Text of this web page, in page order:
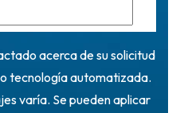
acerca de su solicitud
tecnología automatizada.
varía. Se pueden aplicar